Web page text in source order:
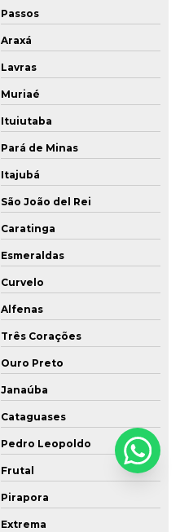
Passos
Araxá
Lavras
Muriaé
Ituiutaba
Pará de Minas
Itajubá
São João del Rei
Caratinga
Esmeraldas
Curvelo
Alfenas
Três Corações
Ouro Preto
Janaúba
Cataguases
Pedro Leopoldo
Frutal
Pirapora
Extrema